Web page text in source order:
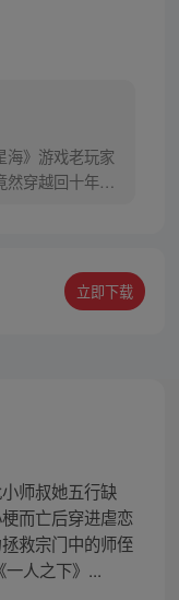
海》游戏老玩家
然穿越回十年前
迭代与规则的
领机械大军，从
立即下载
师叔她五行缺
而亡后穿进虐恋
救宗门中的师侄
人之下》...